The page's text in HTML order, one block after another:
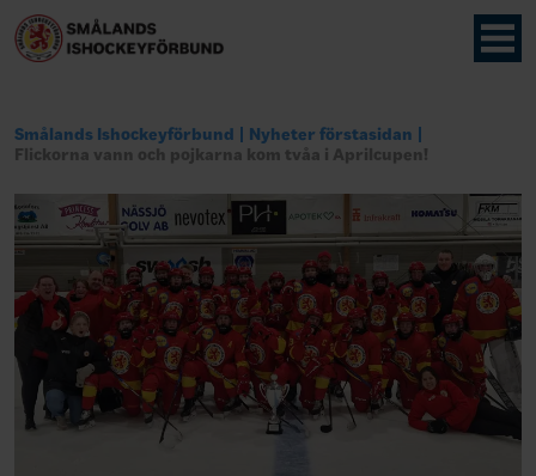
Smålands Ishockeyförbund
Nyheter förstasidan
Flickorna vann och pojkarna kom tvåa i Aprilcupen!